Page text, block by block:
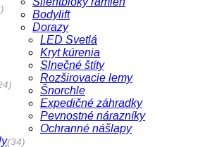
Bodylift
Dorazy
LED Svetlá
Kryt kúrenia
Slnečné štíty
Rozširovacie lemy
Šnorchle
Expedičné záhradky
Pevnostné nárazníky
Ochranné nášlapy
(34)